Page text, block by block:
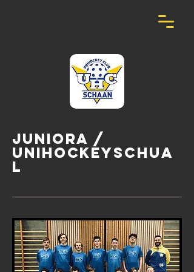
Juniora /
Unihockeyschua
l